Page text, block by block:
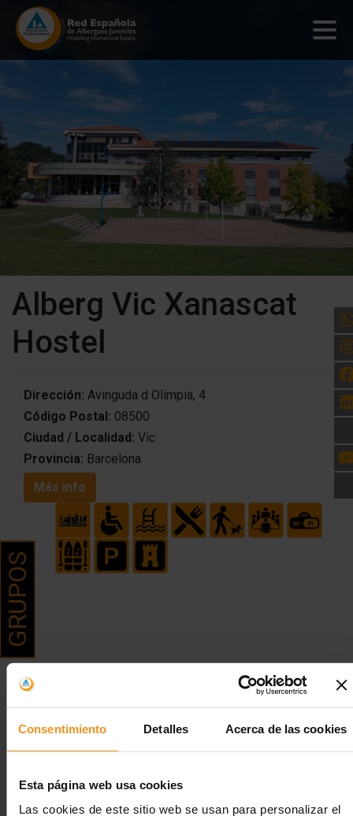
Consentimiento Detalles Acerca de las cookies
Esta página web usa cookies
Las cookies de este sitio web se usan para personalizar el
GRUPOS
Alberg Vic Xanascat
Hostel
Dirección: Avinguda d Olimpia, 4
Código Postal: 08500
Ciudad / Localidad: Vic
Provincia: Barcelona
Más info
Descripción
Albergue situado en la parte oeste de la ciudad, al lado
de la Universidad de Vic, de las estaciones de tren y
autobuses y del centro comercial y cultural. Vic, ciudad
de ferias y mercados y de gran dinamismo cultural,